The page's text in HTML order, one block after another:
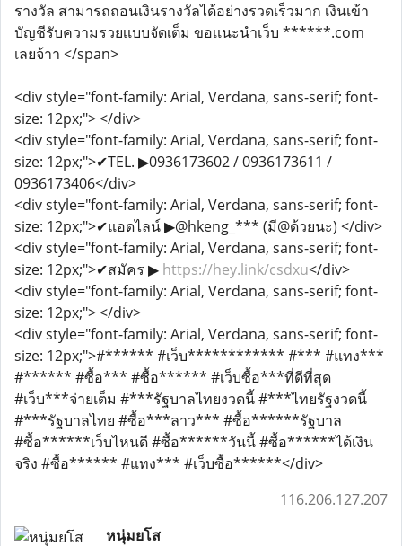
รางวัล สามารถถอนเงินรางวัลได้อย่างรวดเร็วมาก เงินเข้า
บัญชีรับความรวยเเบบจัดเต็ม ขอเเนะนำเว็บ ******.com
เลยจ้าา </span>
<div style="font-family: Arial, Verdana, sans-serif; font-
size: 12px;"> </div>
<div style="font-family: Arial, Verdana, sans-serif; font-
size: 12px;">​✔TEL. ▶0936173602 / 0936173611 /
0936173406</div>
<div style="font-family: Arial, Verdana, sans-serif; font-
size: 12px;">✔แอดไลน์ ▶@hkeng_*** (มี@ด้วยนะ) </div>
<div style="font-family: Arial, Verdana, sans-serif; font-
size: 12px;">✔สมัคร ▶ https://hey.link/csdxu</div>
<div style="font-family: Arial, Verdana, sans-serif; font-
size: 12px;"> </div>
<div style="font-family: Arial, Verdana, sans-serif; font-
size: 12px;">#****** #เว็บ************ #*** #แทง***
#****** #ซื้อ*** #ซื้อ****** #เว็บซื้อ***ที่ดีที่สุด
#เว็บ***จ่ายเต็ม #***รัฐบาลไทยงวดนี้ #***ไทยรัฐงวดนี้
#***รัฐบาลไทย #ซื้อ***ลาว*** #ซื้อ******รัฐบาล
#ซื้อ******เว็บไหนดี #ซื้อ******วันนี้ #ซื้อ******ได้เงิน
จริง #ซื้อ****** #แทง*** #เว็บซื้อ******</div>
116.206.127.207
หนุ่มยโส